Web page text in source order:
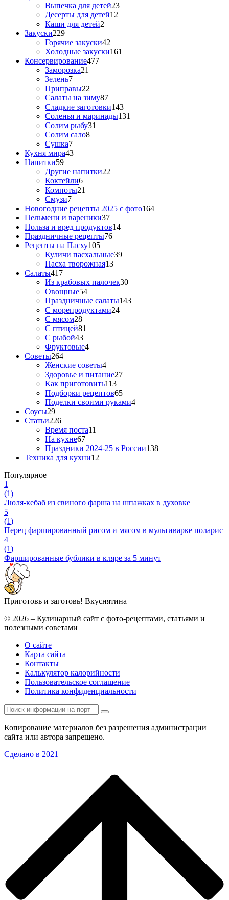
Выпечка для детей23
Десерты для детей12
Каши для детей2
Закуски229
Горячие закуски42
Холодные закуски161
Консервирование477
Заморозка21
Зелень7
Приправы22
Салаты на зиму87
Сладкие заготовки143
Соленья и маринады131
Солим рыбу31
Солим сало8
Сушка7
Кухня мира43
Напитки59
Другие напитки22
Коктейли6
Компоты21
Смузи7
Новогодние рецепты 2025 с фото164
Пельмени и вареники37
Польза и вред продуктов14
Праздничные рецепты76
Рецепты на Пасху105
Куличи пасхальные39
Пасха творожная13
Салаты417
Из крабовых палочек30
Овощные54
Праздничные салаты143
С морепродуктами24
С мясом28
С птицей81
С рыбой43
Фруктовые4
Советы264
Женские советы4
Здоровье и питание27
Как приготовить113
Подборки рецептов65
Поделки своими руками4
Соусы29
Статьи226
Время поста11
На кухне67
Праздники 2024-25 в России138
Техника для кухни12
Популярное
1
(1)
Люля-кебаб из свиного фарша на шпажках в духовке
5
(1)
Перец фаршированный рисом и мясом в мультиварке поларис
4
(1)
Фаршированные бублики в кляре за 5 минут
Приготовь и заготовь! Вкуснятина
© 2026 – Кулинарный сайт с фото-рецептами, статьями и
полезными советами
О сайте
Карта сайта
Контакты
Калькулятор калорийности
Пользовательское соглашение
Политика конфиденциальности
Копирование материалов без разрешения администрации
сайта или автора запрещено.
Сделано в 2021